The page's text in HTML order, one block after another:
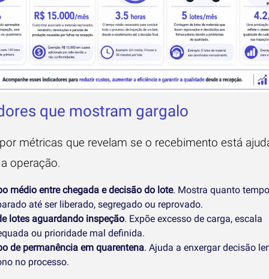
que mostram gargalo
métricas que revelam se o recebimento está
operação.
médio entre chegada e decisão do lote. Mostra quanto
até ser liberado, segregado ou reprovado.
lotes aguardando inspeção. Expõe excesso de carga, escala
ou prioridade mal definida.
de permanência em quarentena. Ajuda a enxergar decisão
no processo.